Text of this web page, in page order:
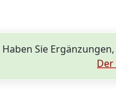
Haben Sie